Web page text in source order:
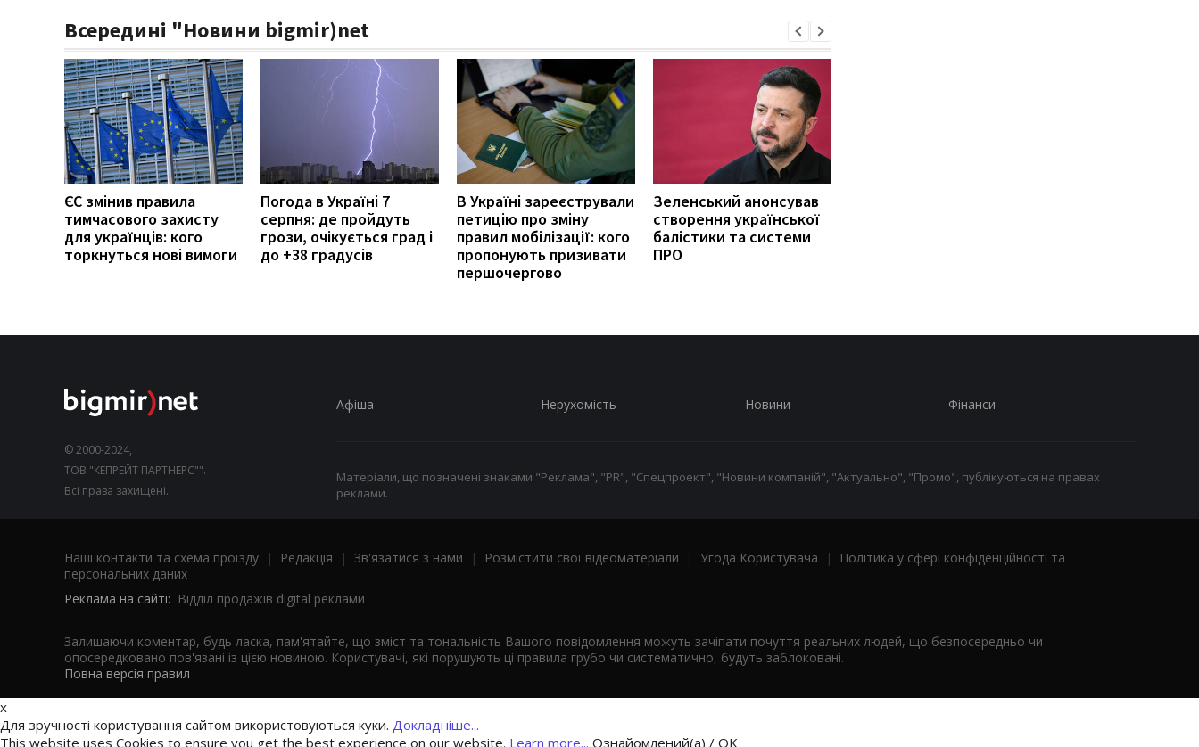
Всередині "Новини bigmir)net
ЄС змінив правила
тимчасового захисту
для українців: кого
торкнуться нові вимоги
Погода в Україні 7
серпня: де пройдуть
грози, очікується град і
до +38 градусів
В Україні зареєстрували
петицію про зміну
правил мобілізації: кого
пропонують призивати
першочергово
Зеленський анонсував
створення української
балістики та системи
ПРО
© 2000-2024,
ТОВ "КЕПРЕЙТ ПАРТНЕРС"".
Всі права захищені.
Афіша Нерухомість Новини Фінанси
Матеріали, що позначені знаками "Реклама", "PR", "Спецпроект", "Новини компаній", "Актуально", "Промо", публікуються на правах
реклами.
Наші контакти та схема проїзду | Редакція | Зв'язатися з нами | Розмістити свої відеоматеріали | Угода Користувача |
Політика у сфері конфіденційності та
персональних даних
Реклама на сайті: Відділ продажів digital реклами
Залишаючи коментар, будь ласка, пам'ятайте, що зміст та тональність Вашого повідомлення можуть зачіпати почуття реальних людей, що безпосередньо чи
опосередковано пов'язані із цією новиною. Користувачі, які порушують ці правила грубо чи систематично, будуть заблоковані.
Повна версія правил
x
Для зручності користування сайтом використовуються куки. Докладніше...
This website uses Cookies to ensure you get the best experience on our website. Learn more... Ознайомлений(а) / OK